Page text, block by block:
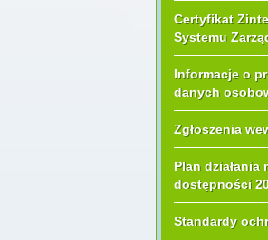
Certyfikat
Systemu
Informacje o
danych
Zgłoszenia
Plan działania
dostępności
Standardy